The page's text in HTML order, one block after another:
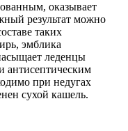
оказывает
результат можно
таких
эмблика
леденцы
антисептическим
при недугах
сухой кашель.